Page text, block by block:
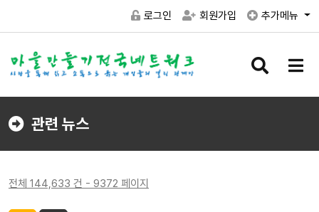
로그인 회원가입 추가메뉴
검
버
메
버
관련 뉴스
전체 144,633 건 - 9372 페이지